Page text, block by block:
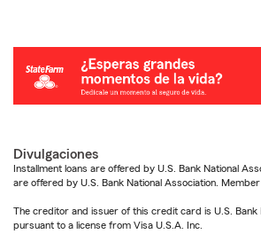
Divulgaciones
Installment loans are offered by U.S. Bank National
are offered by U.S. Bank National Association. Member
The creditor and issuer of this credit card is U.S. Bank
pursuant to a license from Visa U.S.A. Inc.